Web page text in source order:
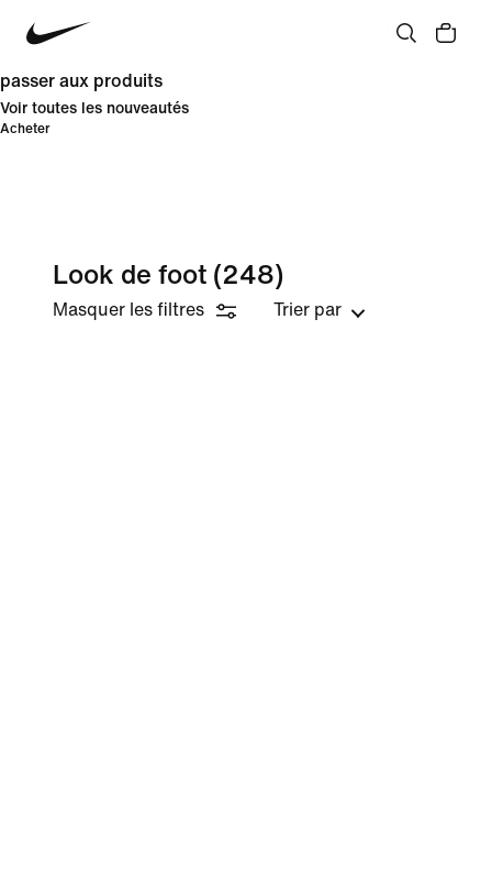
passer aux produits
Voir toutes les nouveautés
Acheter
Look de foot (248)
Masquer les filtres Trier par